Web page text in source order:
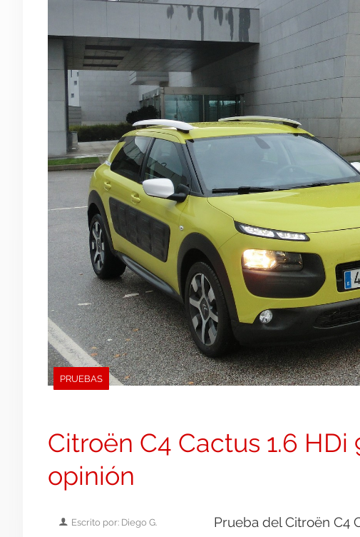
PRUEBAS
Citroën C4 Cactus 1.6 HDi
opinión
Escrito por: Diego G.
Prueba del Citroën C4